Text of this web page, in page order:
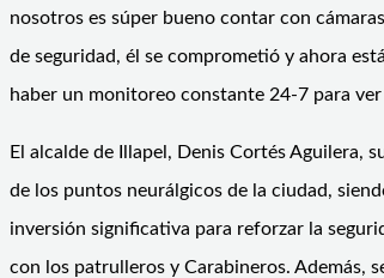
nosotros es súper bueno contar con
de seguridad, él se comprometió y ahora
haber un monitoreo constante 24-7 para
El alcalde de Illapel, Denis Cortés Aguilera,
de los puntos neurálgicos de la ciudad,
inversión significativa para reforzar la
con los patrulleros y Carabineros. Además,